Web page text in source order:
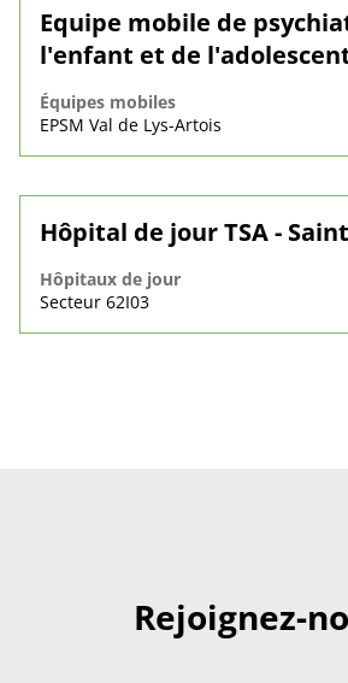
Equipe mobile de
l'enfant et de
Équipes mobiles
EPSM Val de Lys-Artois
Hôpital de jour TSA -
Hôpitaux de jour
Secteur 62I03
Rejoignez-